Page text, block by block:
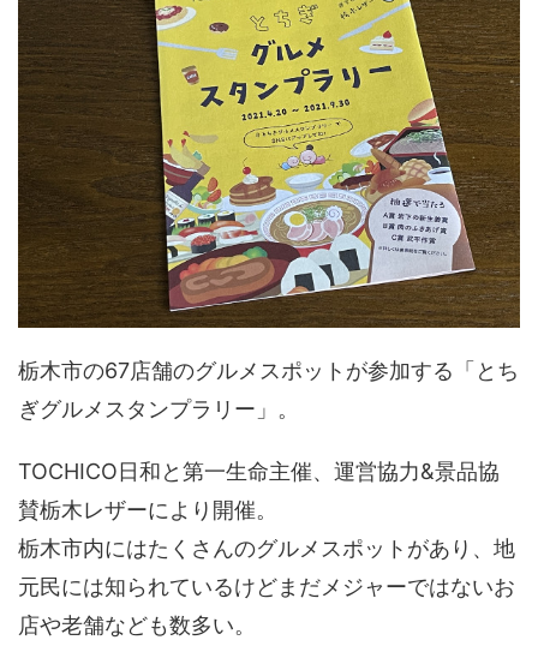
栃木市の67店舗のグルメスポットが参加する「とち
ぎグルメスタンプラリー」。
TOCHICO日和と第一生命主催、運営協力&景品協
賛栃木レザーにより開催。
栃木市内にはたくさんのグルメスポットがあり、地
元民には知られているけどまだメジャーではないお
店や老舗なども数多い。